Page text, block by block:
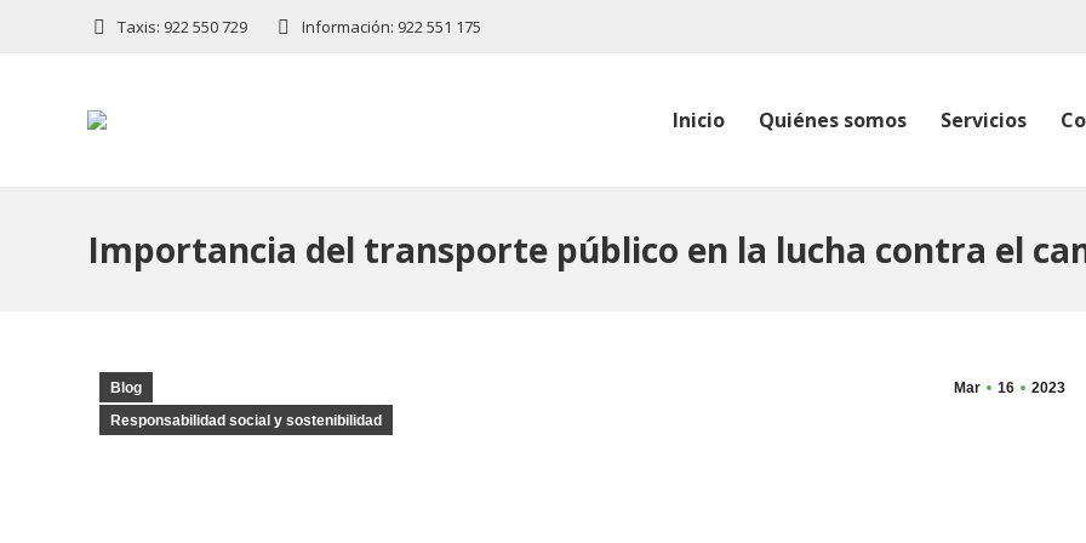
Taxis: 922 550 729 Información: 922 551 175
Inicio Quiénes somos Servicios
Importancia del transporte público en la lucha contra el
Mar 16 2023
Blog
Responsabilidad social y sostenibilidad